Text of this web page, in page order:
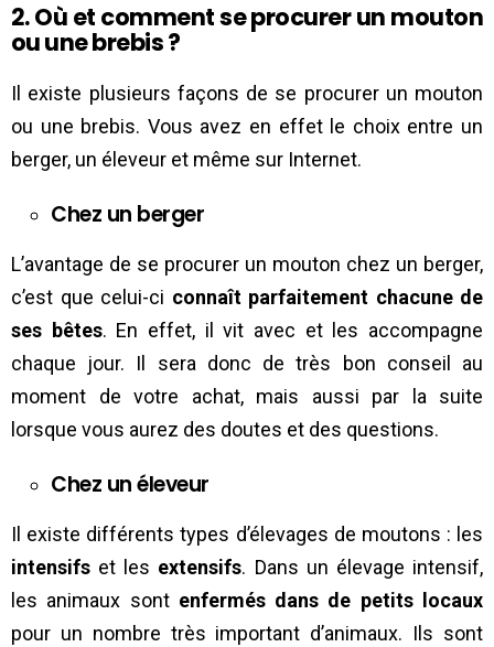
2. Où et comment se procurer un mouton
ou une brebis ?
Il existe plusieurs façons de se procurer un mouton
ou une brebis. Vous avez en effet le choix entre un
berger, un éleveur et même sur Internet.
Chez un berger
L’avantage de se procurer un mouton chez un berger,
c’est que celui-ci connaît parfaitement chacune de
ses bêtes. En effet, il vit avec et les accompagne
chaque jour. Il sera donc de très bon conseil au
moment de votre achat, mais aussi par la suite
lorsque vous aurez des doutes et des questions.
Chez un éleveur
Il existe différents types d’élevages de moutons : les
intensifs et les extensifs. Dans un élevage intensif,
les animaux sont enfermés dans de petits locaux
pour un nombre très important d’animaux. Ils sont